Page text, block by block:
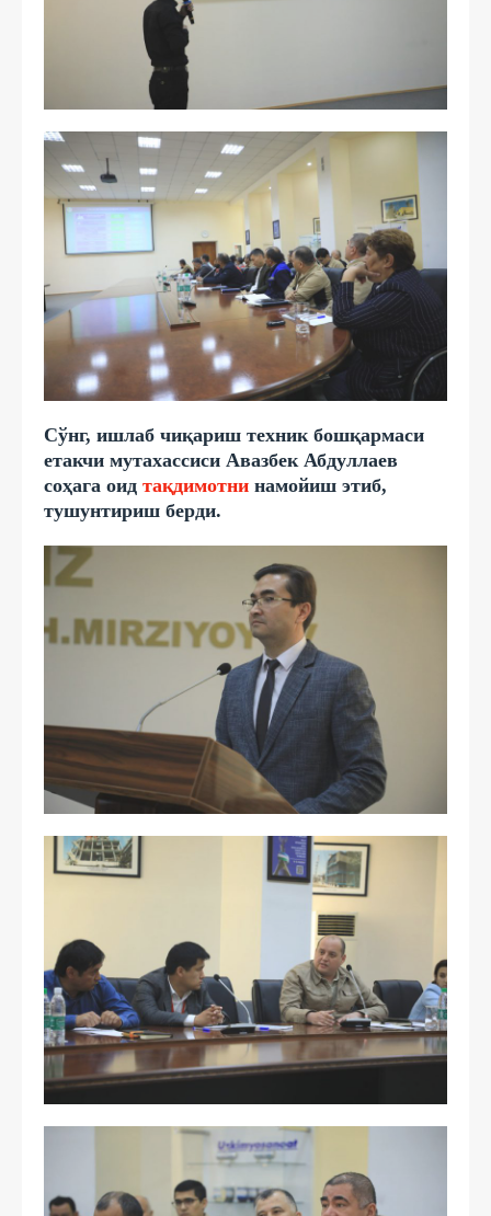
Сўнг, ишлаб чиқариш техник бошқармаси
етакчи мутахассиси Авазбек Абдуллаев
соҳага оид тақдимотни намойиш этиб,
тушунтириш берди.